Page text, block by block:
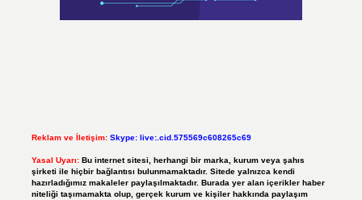
Reklam ve İletişim: Skype: live:.cid.575569c608265c69
Yasal Uyarı: Bu internet sitesi, herhangi bir marka, kurum veya şahıs
şirketi ile hiçbir bağlantısı bulunmamaktadır. Sitede yalnızca kendi
hazırladığımız makaleler paylaşılmaktadır. Burada yer alan içerikler haber
niteliği taşımamakta olup, gerçek kurum ve kişiler hakkında paylaşım